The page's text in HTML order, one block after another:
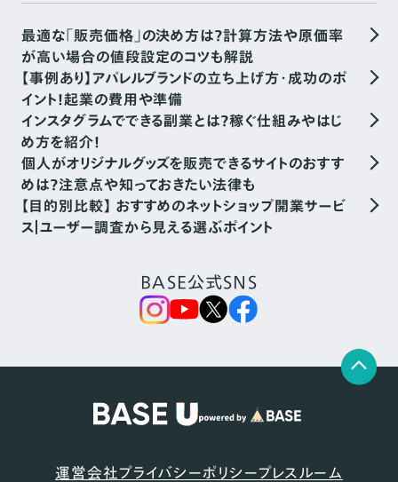
最適な「販売価格」の決め方は？計算方法や原価率
が高い場合の値段設定のコツも解説
【事例あり】アパレルブランドの立ち上げ方・成功のポ
イント！起業の費用や準備
インスタグラムでできる副業とは？稼ぐ仕組みやはじ
め方を紹介！
個人がオリジナルグッズを販売できるサイトのおすす
めは？注意点や知っておきたい法律も
【目的別比較】 おすすめのネットショップ開業サービ
ス｜ユーザー調査から見える選ぶポイント
BASE公式SNS
運営会社プライバシーポリシープレスルーム